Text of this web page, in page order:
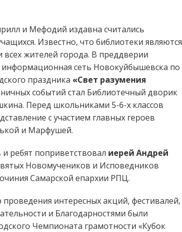
и Мефодий издавна считались
Известно, что библиотеки являются
жителей города. В преддверии
информационная сеть Новокуйбышевска по
праздника «Свет разумения
событий стал Библиотечный дворик
Перед школьниками 5-6-х классов
с участием главных героев
и Марфушей.
ребят поприветствовал иерей Андрей
Новомучеников и Исповедников
Самарской епархии РПЦ.
интересных акций, фестивалей,
и Благодарностями были
Чемпионата грамотности «Кубок